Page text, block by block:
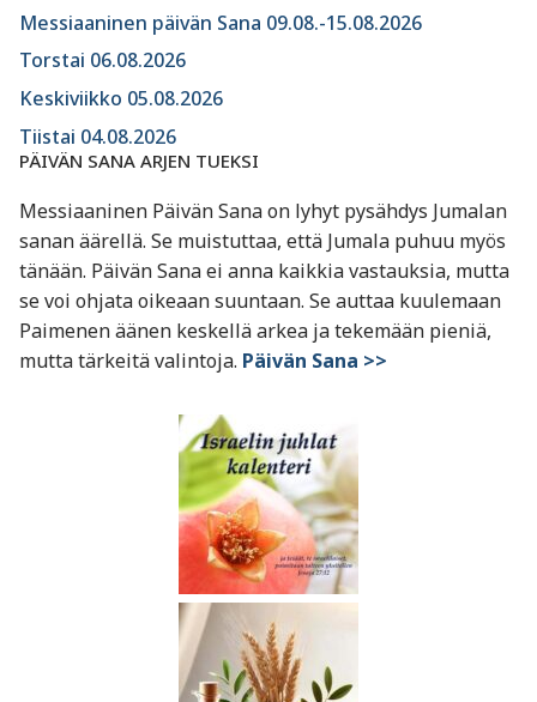
Messiaaninen päivän Sana 09.08.-15.08.2026
Torstai 06.08.2026
Keskiviikko 05.08.2026
Tiistai 04.08.2026
PÄIVÄN SANA ARJEN TUEKSI
Messiaaninen Päivän Sana on lyhyt pysähdys Jumalan
sanan äärellä. Se muistuttaa, että Jumala puhuu myös
tänään. Päivän Sana ei anna kaikkia vastauksia, mutta
se voi ohjata oikeaan suuntaan. Se auttaa kuulemaan
Paimenen äänen keskellä arkea ja tekemään pieniä,
mutta tärkeitä valintoja. Päivän Sana >>